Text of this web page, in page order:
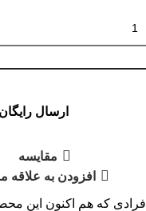
ارسال رایگان
مقایسه
افزودن به علاقه
افرادی که هم اکنون این